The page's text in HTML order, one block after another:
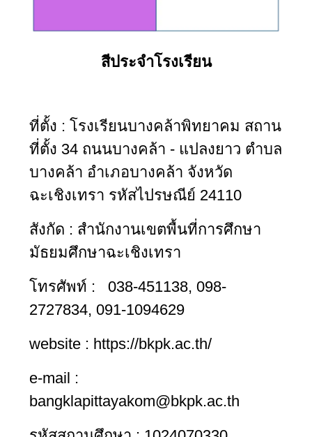
สีประจำโรงเรียน
ที่ตั้ง : โรงเรียนบางคล้าพิทยาคม สถาน
ที่ตั้ง 34 ถนนบางคล้า - แปลงยาว ตำบล
บางคล้า อำเภอบางคล้า จังหวัด
ฉะเชิงเทรา รหัสไปรษณีย์ 24110
สังกัด : สำนักงานเขตพื้นที่การศึกษา
มัธยมศึกษาฉะเชิงเทรา
โทรศัพท์ : 038-451138, 098-
2727834, 091-1094629
website : https://bkpk.ac.th/
e-mail :
bangklapittayakom@bkpk.ac.th